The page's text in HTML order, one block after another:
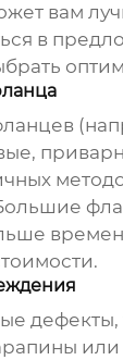
вам
в
дефекты,
или